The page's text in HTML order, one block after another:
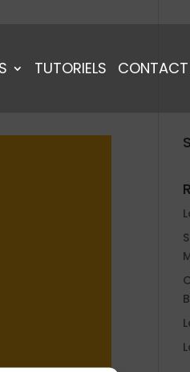
TUTORIELS CONTACT